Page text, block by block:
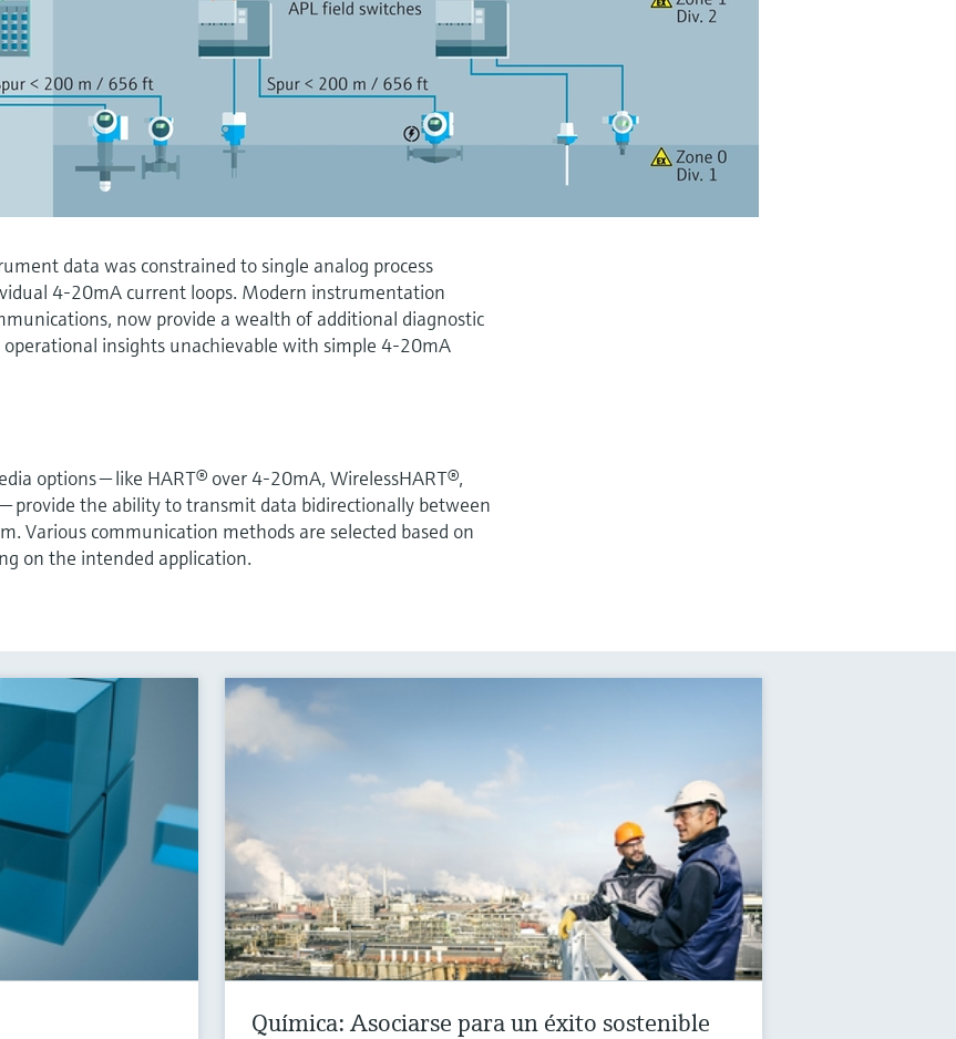
data was constrained to single analog process
4-20mA current loops. Modern instrumentation
now provide a wealth of additional diagnostic
insights unachievable with simple 4-20mA
options — like HART® over 4-20mA, WirelessHART®,
provide the ability to transmit data bidirectionally between
Various communication methods are selected based on
on the intended application.
Química: Asociarse para un éxito sostenible